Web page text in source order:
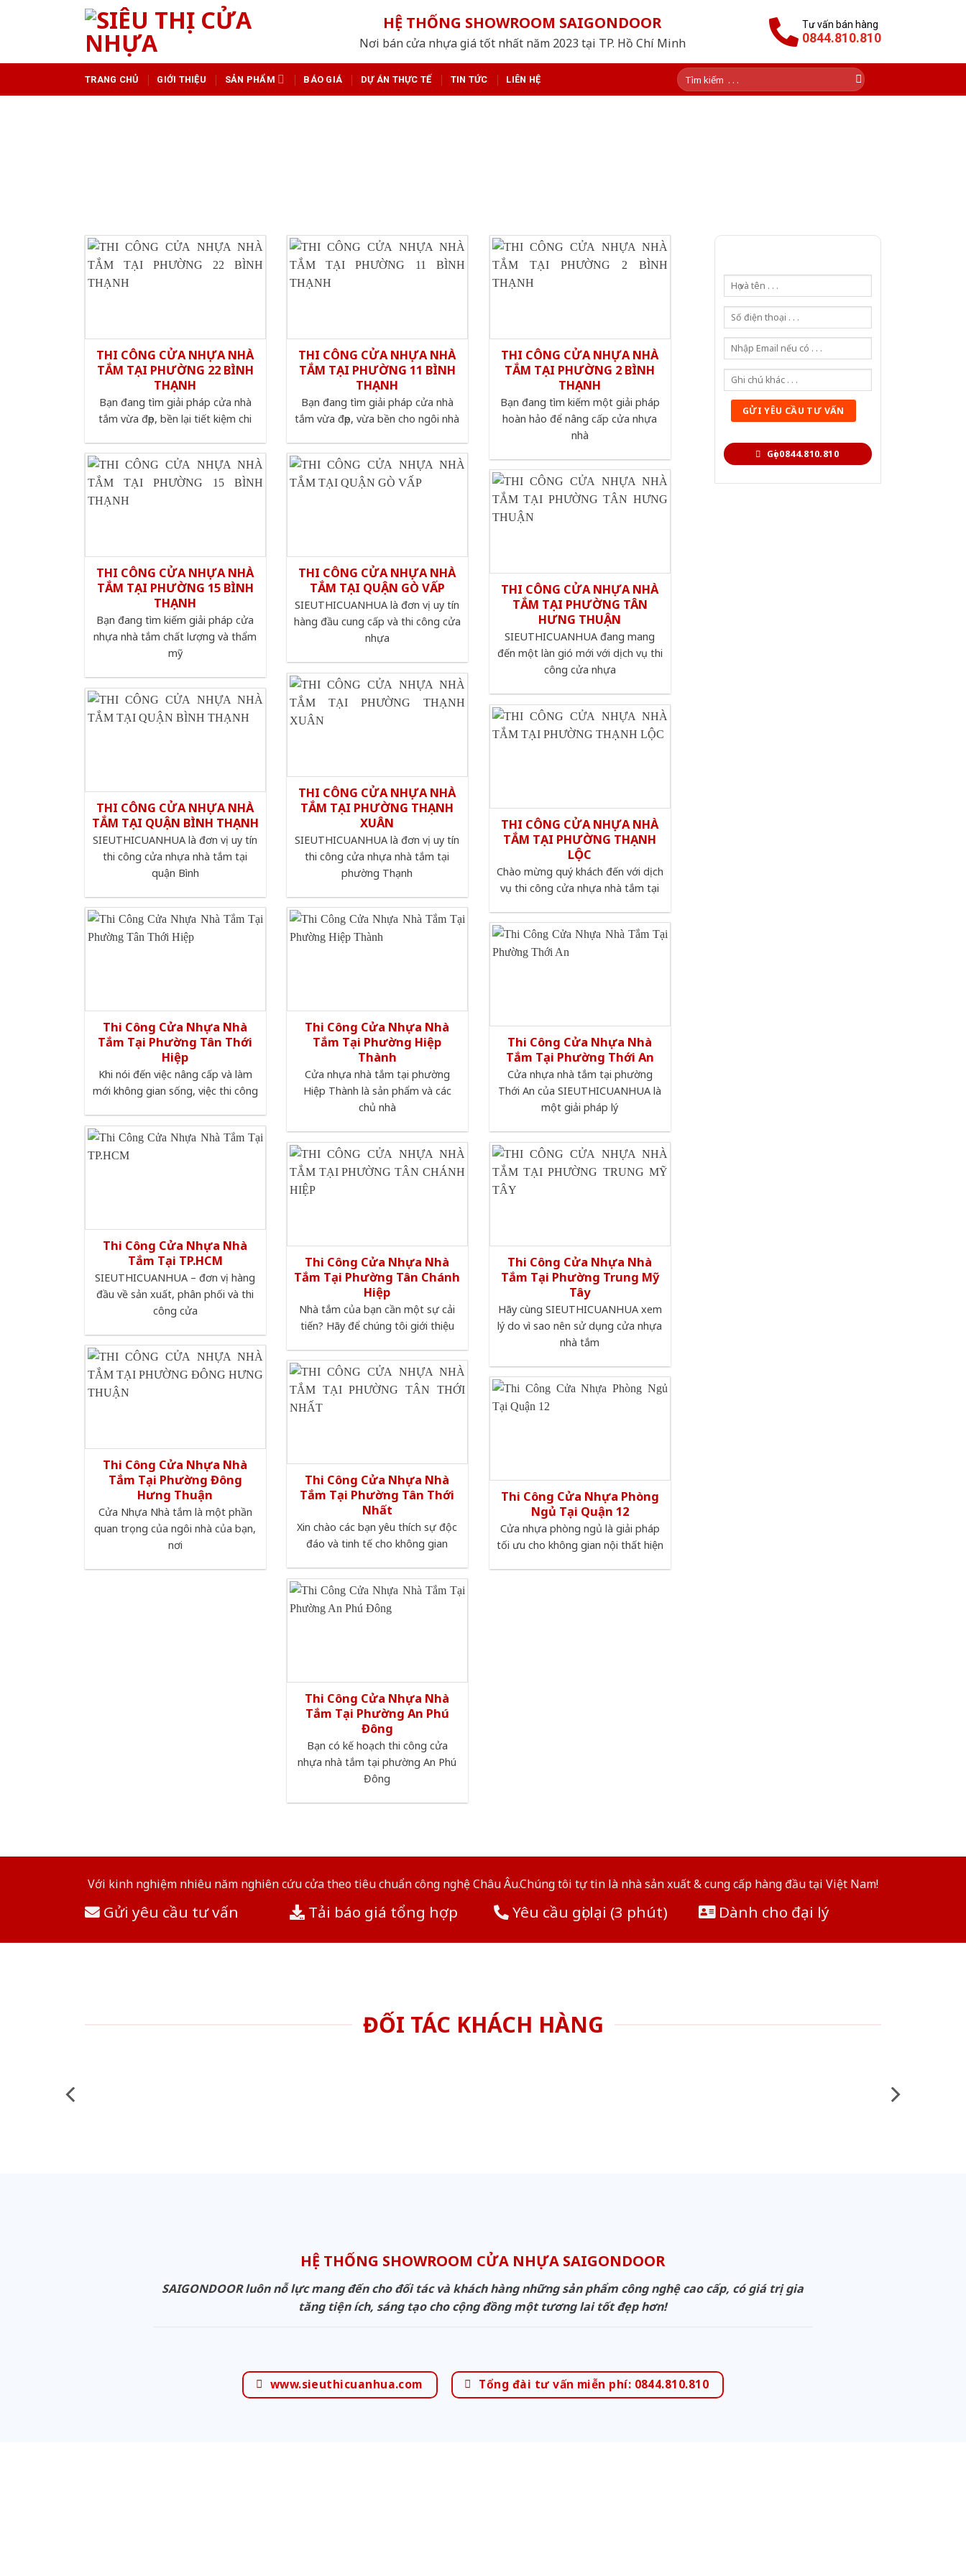
HỆ THỐNG SHOWROOM SAIGONDOOR
Nơi bán cửa nhựa giá tốt nhất năm 2023 tại TP. Hồ Chí Minh
Tư vấn bán hàng
0844.810.810
TRANG CHỦ GIỚI THIỆU SẢN PHẨM BÁO GIÁ DỰ ÁN THỰC TẾ TIN TỨC LIÊN HỆ
Tìm
kiếm:
THI CÔNG CỬA NHỰA NHÀ
TẮM TẠI PHƯỜNG 22 BÌNH
THẠNH
Bạn đang tìm giải pháp cửa nhà
tắm vừa đẹp, bền lại tiết kiệm chi
THI CÔNG CỬA NHỰA NHÀ
TẮM TẠI PHƯỜNG 11 BÌNH
THẠNH
Bạn đang tìm giải pháp cửa nhà
tắm vừa đẹp, vừa bền cho ngôi nhà
THI CÔNG CỬA NHỰA NHÀ
TẮM TẠI PHƯỜNG 2 BÌNH
THẠNH
Bạn đang tìm kiếm một giải pháp
hoàn hảo để nâng cấp cửa nhựa
nhà
THI CÔNG CỬA NHỰA NHÀ
TẮM TẠI PHƯỜNG 15 BÌNH
THẠNH
Bạn đang tìm kiếm giải pháp cửa
nhựa nhà tắm chất lượng và thẩm
mỹ
THI CÔNG CỬA NHỰA NHÀ
TẮM TẠI QUẬN GÒ VẤP
SIEUTHICUANHUA là đơn vị uy tín
hàng đầu cung cấp và thi công cửa
nhựa
THI CÔNG CỬA NHỰA NHÀ
TẮM TẠI PHƯỜNG TÂN
HƯNG THUẬN
SIEUTHICUANHUA đang mang
đến một làn gió mới với dịch vụ thi
công cửa nhựa
THI CÔNG CỬA NHỰA NHÀ
TẮM TẠI PHƯỜNG THẠNH
XUÂN
SIEUTHICUANHUA là đơn vị uy tín
thi công cửa nhựa nhà tắm tại
phường Thạnh
THI CÔNG CỬA NHỰA NHÀ
TẮM TẠI QUẬN BÌNH THẠNH
SIEUTHICUANHUA là đơn vị uy tín
thi công cửa nhựa nhà tắm tại
quận Bình
THI CÔNG CỬA NHỰA NHÀ
TẮM TẠI PHƯỜNG THẠNH
LỘC
Chào mừng quý khách đến với dịch
vụ thi công cửa nhựa nhà tắm tại
Thi Công Cửa Nhựa Nhà
Tắm Tại Phường Tân Thới
Hiệp
Khi nói đến việc nâng cấp và làm
mới không gian sống, việc thi công
Thi Công Cửa Nhựa Nhà
Tắm Tại Phường Hiệp
Thành
Cửa nhựa nhà tắm tại phường
Hiệp Thành là sản phẩm và các
chủ nhà
Thi Công Cửa Nhựa Nhà
Tắm Tại Phường Thới An
Cửa nhựa nhà tắm tại phường
Thới An của SIEUTHICUANHUA là
một giải pháp lý
Thi Công Cửa Nhựa Nhà
Tắm Tại TP.HCM
SIEUTHICUANHUA – đơn vị hàng
đầu về sản xuất, phân phối và thi
công cửa
Thi Công Cửa Nhựa Nhà
Tắm Tại Phường Tân Chánh
Hiệp
Nhà tắm của bạn cần một sự cải
tiến? Hãy để chúng tôi giới thiệu
Thi Công Cửa Nhựa Nhà
Tắm Tại Phường Trung Mỹ
Tây
Hãy cùng SIEUTHICUANHUA xem
lý do vì sao nên sử dụng cửa nhựa
nhà tắm
Thi Công Cửa Nhựa Nhà
Tắm Tại Phường Đông
Hưng Thuận
Cửa Nhựa Nhà tắm là một phần
quan trọng của ngôi nhà của bạn,
nơi
Thi Công Cửa Nhựa Nhà
Tắm Tại Phường Tân Thới
Nhất
Xin chào các bạn yêu thích sự độc
đáo và tinh tế cho không gian
Thi Công Cửa Nhựa Phòng
Ngủ Tại Quận 12
Cửa nhựa phòng ngủ là giải pháp
tối ưu cho không gian nội thất hiện
Thi Công Cửa Nhựa Nhà
Tắm Tại Phường An Phú
Đông
Bạn có kế hoạch thi công cửa
nhựa nhà tắm tại phường An Phú
Đông
Gọi 0844.810.810
Với kinh nghiệm nhiêu năm nghiên cứu cửa theo tiêu chuẩn công nghệ Châu Âu.Chúng tôi tự tin là nhà sản xuất & cung cấp hàng đầu tại Việt Nam!
Gửi yêu cầu tư vấn Tải báo giá tổng hợp Yêu cầu gọi lại (3 phút) Dành cho đại lý
ĐỐI TÁC KHÁCH HÀNG
HỆ THỐNG SHOWROOM CỬA NHỰA SAIGONDOOR
SAIGONDOOR luôn nỗ lực mang đến cho đối tác và khách hàng những sản phẩm công nghệ cao cấp, có giá trị gia
tăng tiện ích, sáng tạo cho cộng đồng một tương lai tốt đẹp hơn!
www.sieuthicuanhua.com Tổng đài tư vấn miễn phí: 0844.810.810